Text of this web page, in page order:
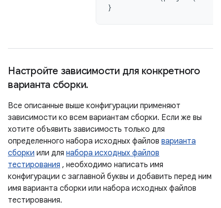
}
Настройте зависимости для конкретного
варианта сборки.
Все описанные выше конфигурации применяют
зависимости ко всем вариантам сборки. Если же вы
хотите объявить зависимость только для
определенного набора исходных файлов варианта
сборки или для набора исходных файлов
тестирования , необходимо написать имя
конфигурации с заглавной буквы и добавить перед ним
имя варианта сборки или набора исходных файлов
тестирования.